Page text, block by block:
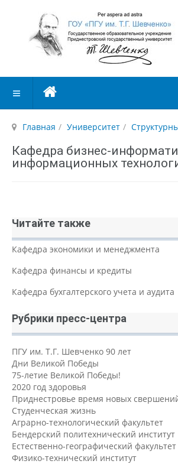
Главная Университет
Кафедра бизнес-
информационных
Читайте также
Кафедра экономики и менеджмента
Кафедра финансы и кредиты
Кафедра бухгалтерского учета и аудита
Рубрики пресс-центра
ПГУ им. Т.Г. Шевченко 90 лет
Дни Великой Победы
75-летие Великой Победы!
2020 год здоровья
Приднестровье время новых
Студенческая жизнь
Аграрно-технологический факультет
Бендерский политехнический институт
Естественно-географический факультет
Физико-технический институт